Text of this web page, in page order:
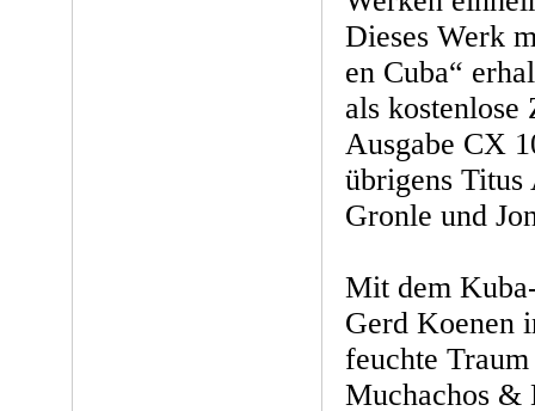
Dieses Werk
en Cuba“
als kostenlose
Ausgabe CX
übrigens Titus
Gronle und
Mit dem
Gerd Koenen
feuchte
Muchachos &